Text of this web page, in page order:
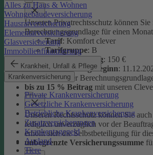
Alles zu Haus & Wohnen
Wohngebäudeversicherung
Hausratversicherung
Elementarversicherung
Glasversicherung
Immobilienfinanzierung
Krankheit, Unfall & Pflege
Krankenversicherung
Private Krankenversicherung
Gesetzliche Krankenversicherung
Betriebliche Krankenversicherung
Zusatzversicherungen
Krankentagegeld
Ausland
Tiere
Unseren Privatrechtsschutz können
Berechnungsgrundlage für einen
Tarif: Komfort clever
Tarifgruppe: B
Selbstbeteiligung: 150 €
Versicherungsbeginn:
Auf Basis dieser
bis zu 15 % Beitrag mit unseren
Unseren Rechtsschutz können Sie
lediglich unverzüglich vor der
erhöht sich die Selbstbeteiligung für
unbegrenzte Versicherungssumme